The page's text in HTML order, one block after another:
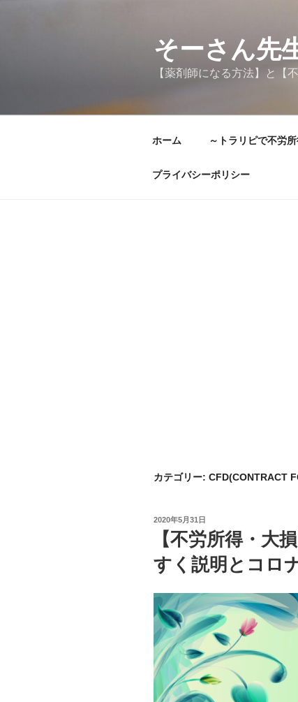
そーさん先
【薬剤師になる方法】と【
ホーム ～トラリピで不労所
プライバシーポリシー
カテゴリー: CFD(CONTRACT
投
2020年5月31日
【不労所得・大
すく説明とコロ